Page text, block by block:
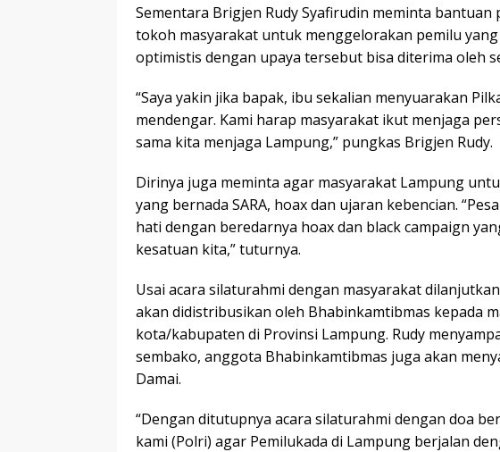
Sementara Brigjen Rudy Syafirudin meminta
tokoh masyarakat untuk menggelorakan pemilu yang
optimistis dengan upaya tersebut bisa diterima oleh
“Saya yakin jika bapak, ibu sekalian menyuarakan
mendengar. Kami harap masyarakat ikut menjaga
sama kita menjaga Lampung,” pungkas Brigjen Rudy.
Dirinya juga meminta agar masyarakat Lampung
yang bernada SARA, hoax dan ujaran kebencian.
hati dengan beredarnya hoax dan black campaign
kesatuan kita,” tuturnya.
Usai acara silaturahmi dengan masyarakat
akan didistribusikan oleh Bhabinkamtibmas kepada
kota/kabupaten di Provinsi Lampung. Rudy
sembako, anggota Bhabinkamtibmas juga akan
Damai.
“Dengan ditutupnya acara silaturahmi dengan doa
kami (Polri) agar Pemilukada di Lampung berjalan